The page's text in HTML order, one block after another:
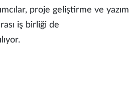
proje geliştirme ve yazım
iş birliği de